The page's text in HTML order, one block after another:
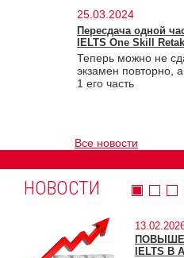
25.03.2024
Пересдача одной
IELTS One Skill
Теперь можно не
экзамен повторно,
1 его часть
Все новости
НОВОСТИ
IELTS